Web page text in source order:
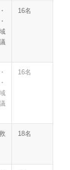
16名
16名
18名